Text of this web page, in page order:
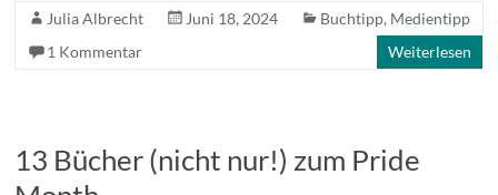
Julia Albrecht Juni 18, 2024 Buchtipp, Medientipp
1 Kommentar
Weiterlesen
13 Bücher (nicht nur!) zum Pride